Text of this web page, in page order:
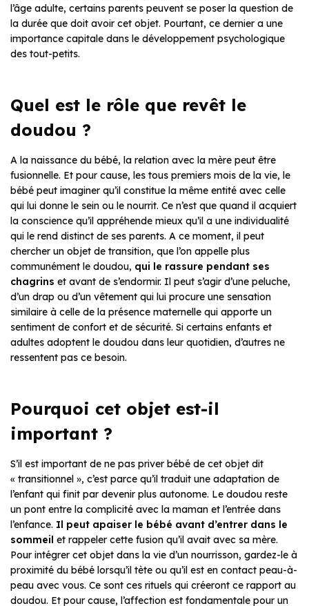
l’âge adulte, certains parents peuvent se poser la question de
la durée que doit avoir cet objet. Pourtant, ce dernier a une
importance capitale dans le développement psychologique
des tout-petits.
Quel est le rôle que revêt le
doudou ?
A la naissance du bébé, la relation avec la mère peut être
fusionnelle. Et pour cause, les tous premiers mois de la vie, le
bébé peut imaginer qu’il constitue la même entité avec celle
qui lui donne le sein ou le nourrit. Ce n’est que quand il acquiert
la conscience qu’il appréhende mieux qu’il a une individualité
qui le rend distinct de ses parents. A ce moment, il peut
chercher un objet de transition, que l’on appelle plus
communément le doudou, qui le rassure pendant ses
chagrins et avant de s’endormir. Il peut s’agir d’une peluche,
d’un drap ou d’un vêtement qui lui procure une sensation
similaire à celle de la présence maternelle qui apporte un
sentiment de confort et de sécurité. Si certains enfants et
adultes adoptent le doudou dans leur quotidien, d’autres ne
ressentent pas ce besoin.
Pourquoi cet objet est-il
important ?
S’il est important de ne pas priver bébé de cet objet dit
« transitionnel », c’est parce qu’il traduit une adaptation de
l’enfant qui finit par devenir plus autonome. Le doudou reste
un pont entre la complicité avec la maman et l’entrée dans
l’enfance. Il peut apaiser le bébé avant d’entrer dans le
sommeil et rappeler cette fusion qu’il avait avec sa mère.
Pour intégrer cet objet dans la vie d’un nourrisson, gardez-le à
proximité du bébé lorsqu’il tète ou qu’il est en contact peau-à-
peau avec vous. Ce sont ces rituels qui créeront ce rapport au
doudou. Et pour cause, l’affection est fondamentale pour un